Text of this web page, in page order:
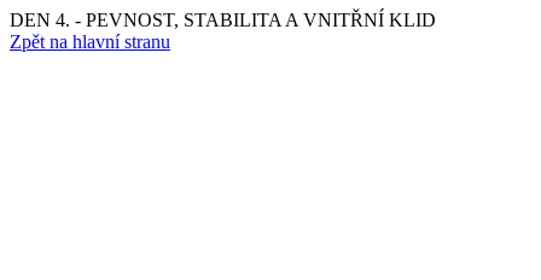
DEN 4. - PEVNOST, STABILITA A VNITŘNÍ KLID
Zpět na hlavní stranu